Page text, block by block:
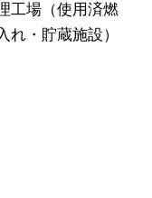
工場（使用済燃
れ・貯蔵施設）